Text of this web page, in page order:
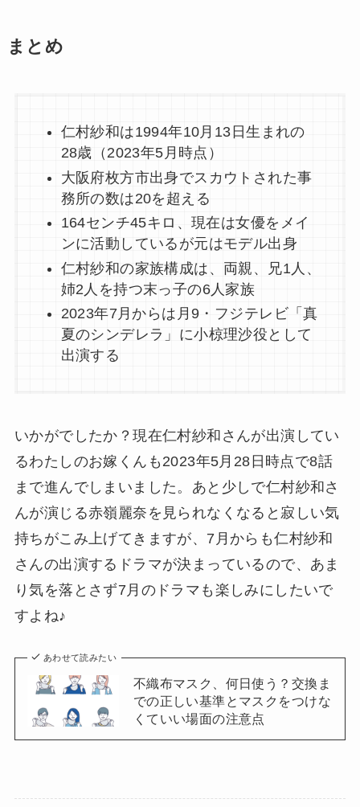
まとめ
仁村紗和は1994年10月13日生まれの
28歳（2023年5月時点）
大阪府枚方市出身でスカウトされた事
務所の数は20を超える
164センチ45キロ、現在は女優をメイ
ンに活動しているが元はモデル出身
仁村紗和の家族構成は、両親、兄1人、
姉2人を持つ末っ子の6人家族
2023年7月からは月9・フジテレビ「真
夏のシンデレラ」に小椋理沙役として
出演する
いかがでしたか？現在仁村紗和さんが出演してい
るわたしのお嫁くんも2023年5月28日時点で8話
まで進んでしまいました。あと少しで仁村紗和さ
んが演じる赤嶺麗奈を見られなくなると寂しい気
持ちがこみ上げてきますが、7月からも仁村紗和
さんの出演するドラマが決まっているので、あま
り気を落とさず7月のドラマも楽しみにしたいで
すよね♪
あわせて読みたい
不織布マスク、何日使う？交換ま
での正しい基準とマスクをつけな
くていい場面の注意点